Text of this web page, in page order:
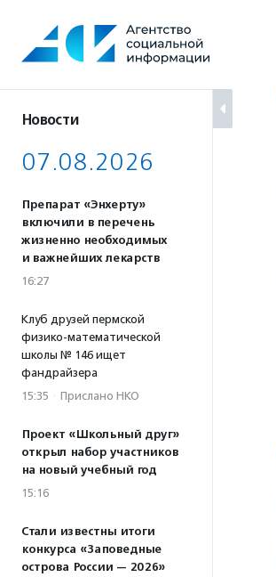
содержанию
Новости
07.08.2026
Препарат «Энхерту»
включили в перечень
жизненно необходимых
и важнейших лекарств
16:27
Клуб друзей пермской
физико-математической
школы № 146 ищет
фандрайзера
15:35 · Прислано НКО
Проект «Школьный друг»
открыл набор участников
на новый учебный год
15:16
Стали известны итоги
конкурса «Заповедные
острова России — 2026»